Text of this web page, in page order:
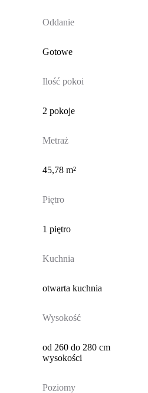
Oddanie
Gotowe
Ilość pokoi
2 pokoje
Metraż
45,78 m²
Piętro
1 piętro
Kuchnia
otwarta kuchnia
Wysokość
od 260 do 280 cm
wysokości
Poziomy